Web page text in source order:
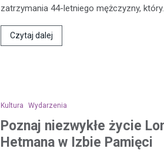
zatrzymania 44-letniego mężczyzny,
Czytaj dalej
Kultura Wydarzenia
Poznaj niezwykłe życie
Hetmana w Izbie Pamięci